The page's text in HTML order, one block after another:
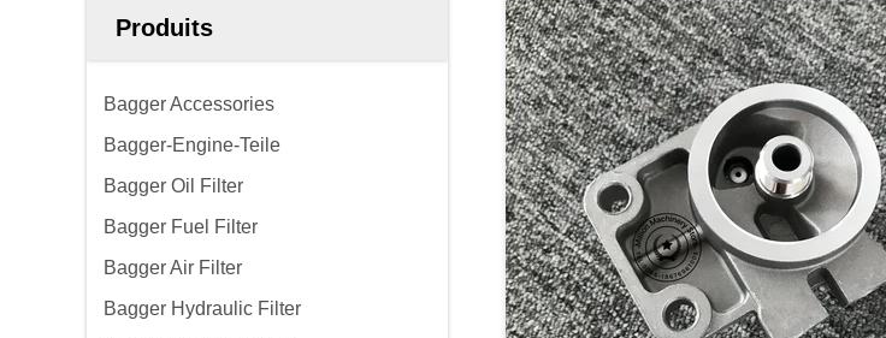
Produits
Bagger Accessories
Bagger-Engine-Teile
Bagger Oil Filter
Bagger Fuel Filter
Bagger Air Filter
Bagger Hydraulic Filter